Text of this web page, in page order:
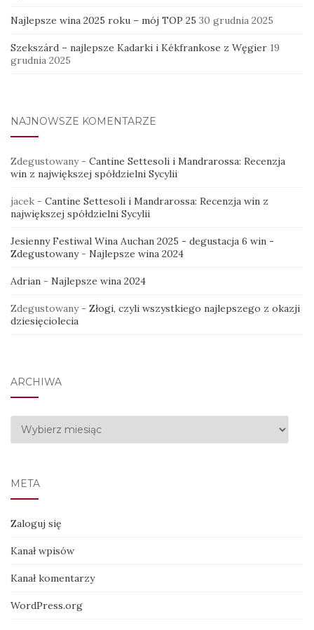
Najlepsze wina 2025 roku – mój TOP 25 30 grudnia 2025
Szekszárd – najlepsze Kadarki i Kékfrankose z Węgier 19
grudnia 2025
NAJNOWSZE KOMENTARZE
Zdegustowany- Cantine Settesoli i Mandrarossa: Recenzja
win z największej spółdzielni Sycylii
jacek - Cantine Settesoli i Mandrarossa: Recenzja win z
największej spółdzielni Sycylii
Jesienny Festiwal Wina Auchan 2025 - degustacja 6 win -
Zdegustowany- Najlepsze wina 2024
Adrian - Najlepsze wina 2024
Zdegustowany- Złogi, czyli wszystkiego najlepszego z okazji
dziesięciolecia
ARCHIWA
Archiwa
META
Zaloguj się
Kanał wpisów
Kanał komentarzy
WordPress.org